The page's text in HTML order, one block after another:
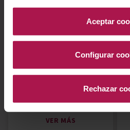
acceda a nuestra Política de
información acceda a nuestra
Aceptar
Configurar
Rechazar
VER MÁS